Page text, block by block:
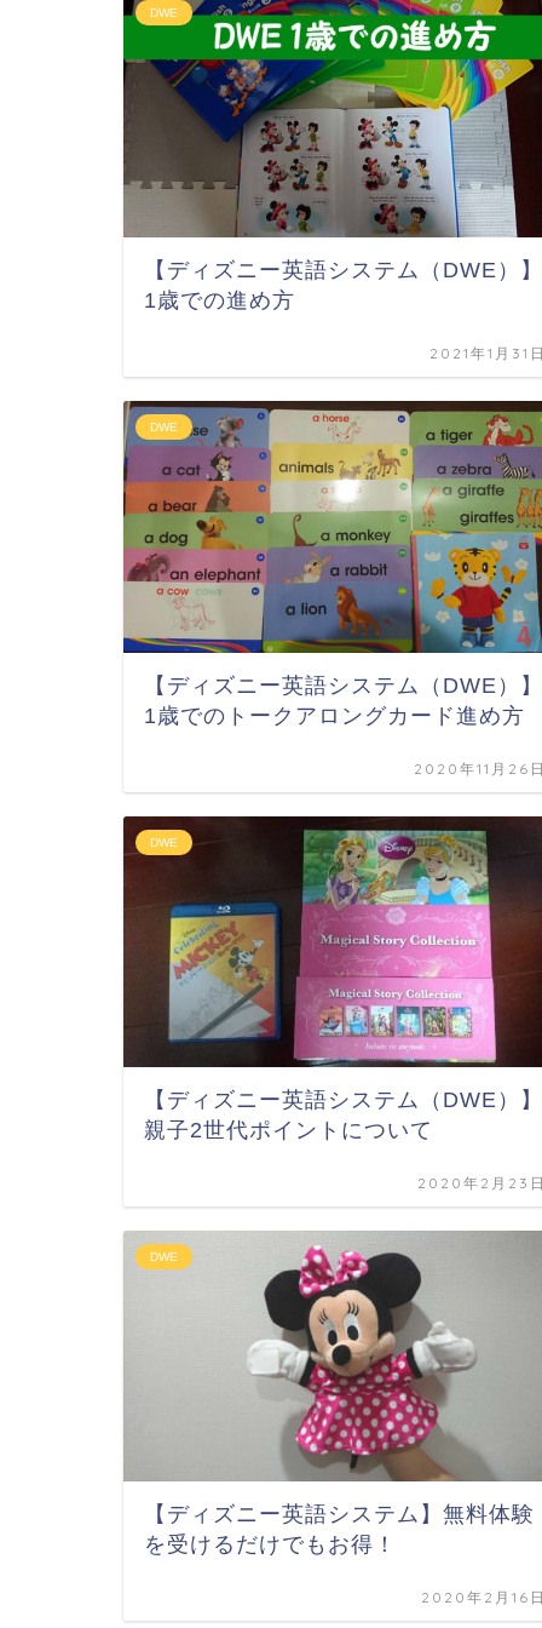
DWE
【ディズニー英語システム（DWE）】
1歳での進め方
2021年1月31
DWE
【ディズニー英語システム（DWE）】
1歳でのトークアロングカード進め方
2020年11月26
DWE
【ディズニー英語システム（DWE）】
親子2世代ポイントについて
2020年2月23
DWE
【ディズニー英語システム】無料体験
を受けるだけでもお得！
2020年2月16